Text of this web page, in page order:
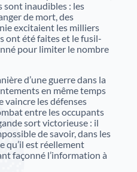
sont inaudibles : les
de mort, des
excitaient les milliers
ont été faites et le fusil-
pour limiter le nombre
d’une guerre dans la
en même temps
vaincre les défenses
entre les occupants
sort victorieuse : il
de savoir, dans les
qu’il est réellement
façonné l’information à